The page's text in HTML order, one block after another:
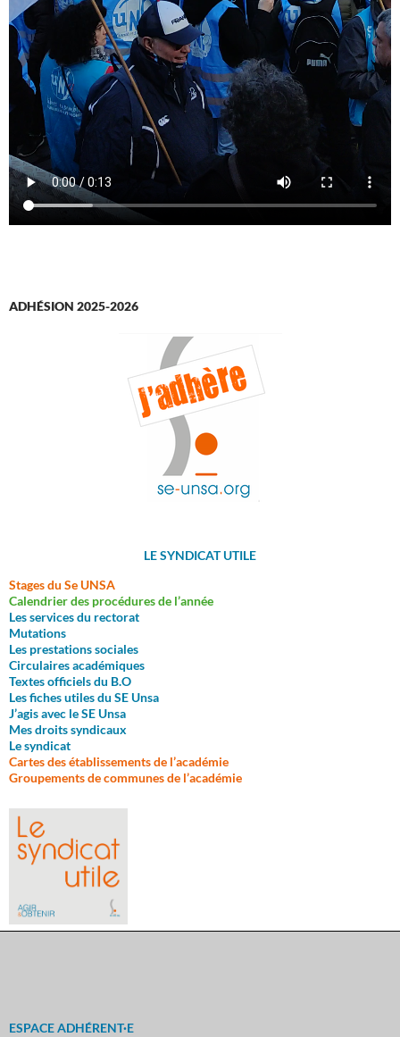
ADHÉSION 2025-2026
LE SYNDICAT UTILE
Stages du Se UNSA
Calendrier des procédures de l’année
Les services du rectorat
Mutations
Les prestations sociales
Circulaires académiques
Textes officiels du B.O
Les fiches utiles du SE Unsa
J’agis avec le SE Unsa
Mes droits syndicaux
Le syndicat
Cartes des établissements de l’académie
Groupements de communes de l’académie
ESPACE ADHÉRENT·E